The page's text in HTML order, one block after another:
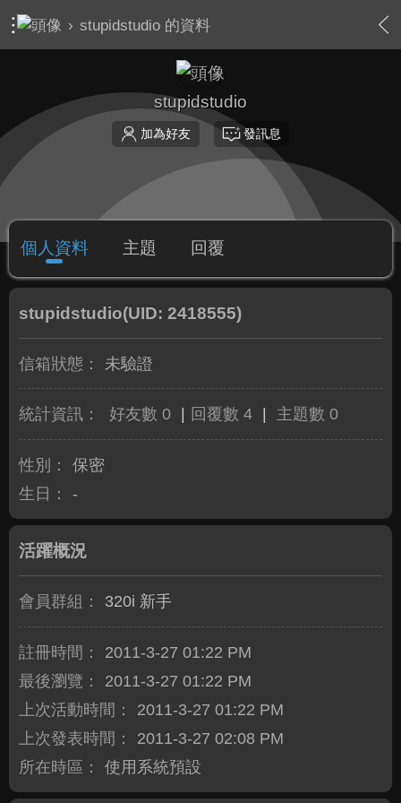
› stupidstudio 的資料
stupidstudio
加為好友 發訊息
個人資料 主題 回覆
stupidstudio(UID: 2418555)
信箱狀態： 未驗證
統計資訊： 好友數 0 回覆數 4 主題數 0
性別：
保密
生日：
-
活躍概況
會員群組： 320i 新手
註冊時間：
2011-3-27 01:22 PM
最後瀏覽：
2011-3-27 01:22 PM
上次活動時間：
2011-3-27 01:22 PM
上次發表時間：
2011-3-27 02:08 PM
所在時區：
使用系統預設